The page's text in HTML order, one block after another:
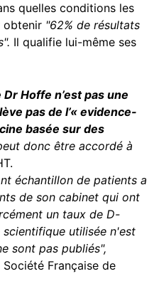
quelles conditions les
obtenir "62% de résultats
Il qualifie lui-même ses
Hoffe n’est pas une
pas de l’« evidence-
basée sur des
donc être accordé à
échantillon de patients a
de son cabinet qui ont
un taux de D-
scientifique utilisée n'est
sont pas publiés",
Française de